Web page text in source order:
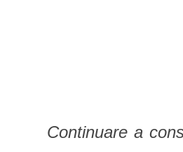
Continuare a